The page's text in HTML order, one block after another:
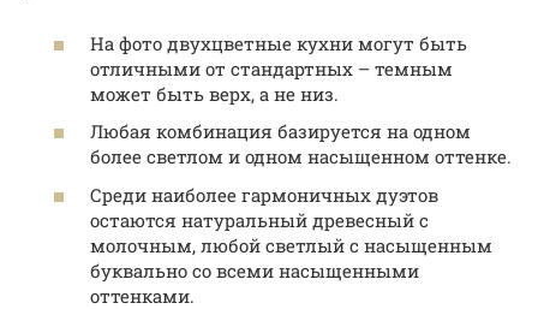
На фото двухцветные кухни могут быть
отличными от стандартных – темным
может быть верх, а не низ.
Любая комбинация базируется на одном
более светлом и одном насыщенном оттенке.
Среди наиболее гармоничных дуэтов
остаются натуральный древесный с
молочным, любой светлый с насыщенным
буквально со всеми насыщенными
оттенками.